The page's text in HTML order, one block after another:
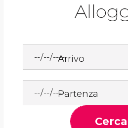
Arrivo
Partenza
Cerca